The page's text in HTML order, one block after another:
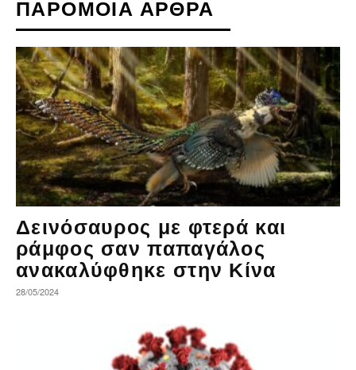
ΠΑΡΟΜΟΙΑ ΑΡΘΡΑ
Δεινόσαυρος με φτερά και
ράμφος σαν παπαγάλος
ανακαλύφθηκε στην Κίνα
28/05/2024